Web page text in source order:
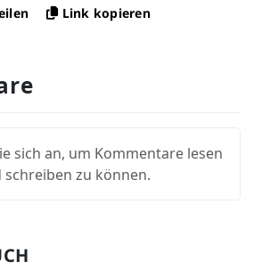
Link kopieren
sich an, um Kommentare lesen
schreiben zu können.